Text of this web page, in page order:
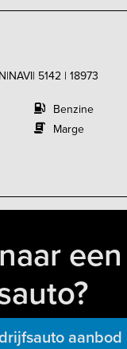
5142 | 18973
Benzine
Marge
een
aanbod